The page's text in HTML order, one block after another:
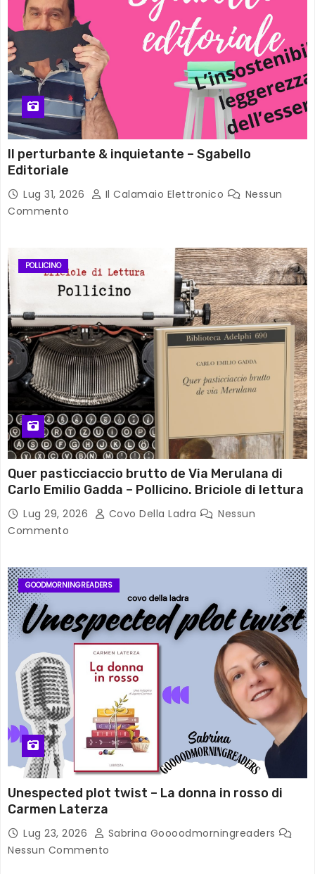
Il perturbante & inquietante – Sgabello
Editoriale
Lug 31, 2026 Il Calamaio Elettronico
Nessun
Commento
POLLICINO
Quer pasticciaccio brutto de Via Merulana di
Carlo Emilio Gadda – Pollicino. Briciole di lettura
Lug 29, 2026 Covo Della Ladra
Nessun
Commento
GOODMORNINGREADERS
Unespected plot twist – La donna in rosso di
Carmen Laterza
Lug 23, 2026
Sabrina Goooodmorningreaders
Nessun Commento